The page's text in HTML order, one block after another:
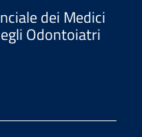
dei Medici
Odontoiatri